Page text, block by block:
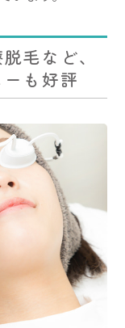
毛など、
も好評